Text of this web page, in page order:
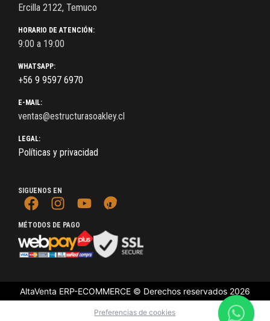
Ercilla 2122, Temuco
HORARIO DE ATENCIÓN:
9:00 a 19:00
WHATSAPP:
+56 9 9597 6970
E-MAIL:
ventas@estructurasoakley.cl
LEGAL:
Políticas y privacidad
SIGUENOS EN
MÉTODOS DE PAGO
AltaVenta ERP-ECOMMERCE © Derechos reservados 2026
Preferencias de cookies